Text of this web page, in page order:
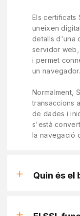
Els certificats
uneixen
detalls d'una
servidor
i permet
un navegador.
Normalment,
transaccions
de dades i
s'està
la navegació
Quin és